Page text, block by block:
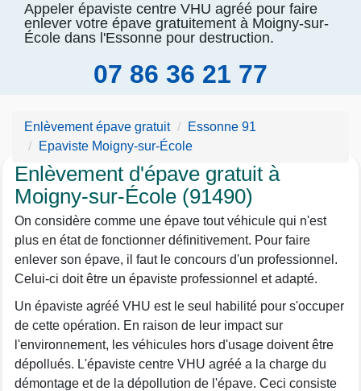
Appeler épaviste centre VHU agréé pour faire
enlever votre épave gratuitement à Moigny-sur-
École dans l'Essonne pour destruction.
07 86 36 21 77
Enlèvement épave gratuit
Essonne 91
Epaviste Moigny-sur-École
Enlèvement d'épave gratuit à
Moigny-sur-École (91490)
On considère comme une épave tout véhicule qui n'est
plus en état de fonctionner définitivement. Pour faire
enlever son épave, il faut le concours d'un professionnel.
Celui-ci doit être un épaviste professionnel et adapté.
Un épaviste agréé VHU est le seul habilité pour s'occuper
de cette opération. En raison de leur impact sur
l'environnement, les véhicules hors d'usage doivent être
dépollués. L'épaviste centre VHU agréé a la charge du
démontage et de la dépollution de l'épave. Ceci consiste